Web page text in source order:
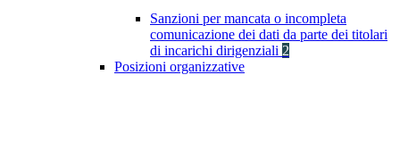
Sanzioni per mancata o incompleta
comunicazione dei dati da parte dei titolari
di incarichi dirigenziali 2
Posizioni organizzative